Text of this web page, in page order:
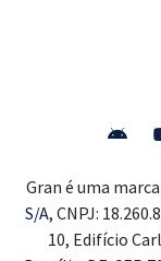
Gran é uma
S/A, CNPJ:
10, Edifício